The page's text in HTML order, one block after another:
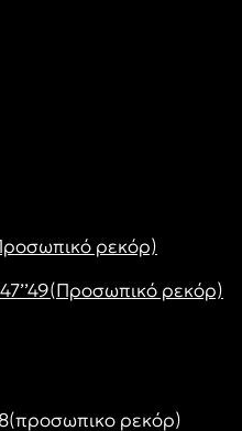
ρεκόρ)
ρεκόρ)
ρεκόρ)